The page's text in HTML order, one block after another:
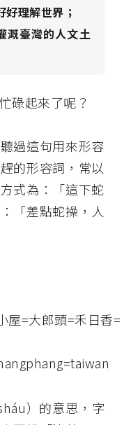
理解世界；
溉臺灣的人文土
碌起來了呢？
過這句用來形容
的形容詞，常以
式為：「這下蛇
「差點蛇操，人
）的意思，字